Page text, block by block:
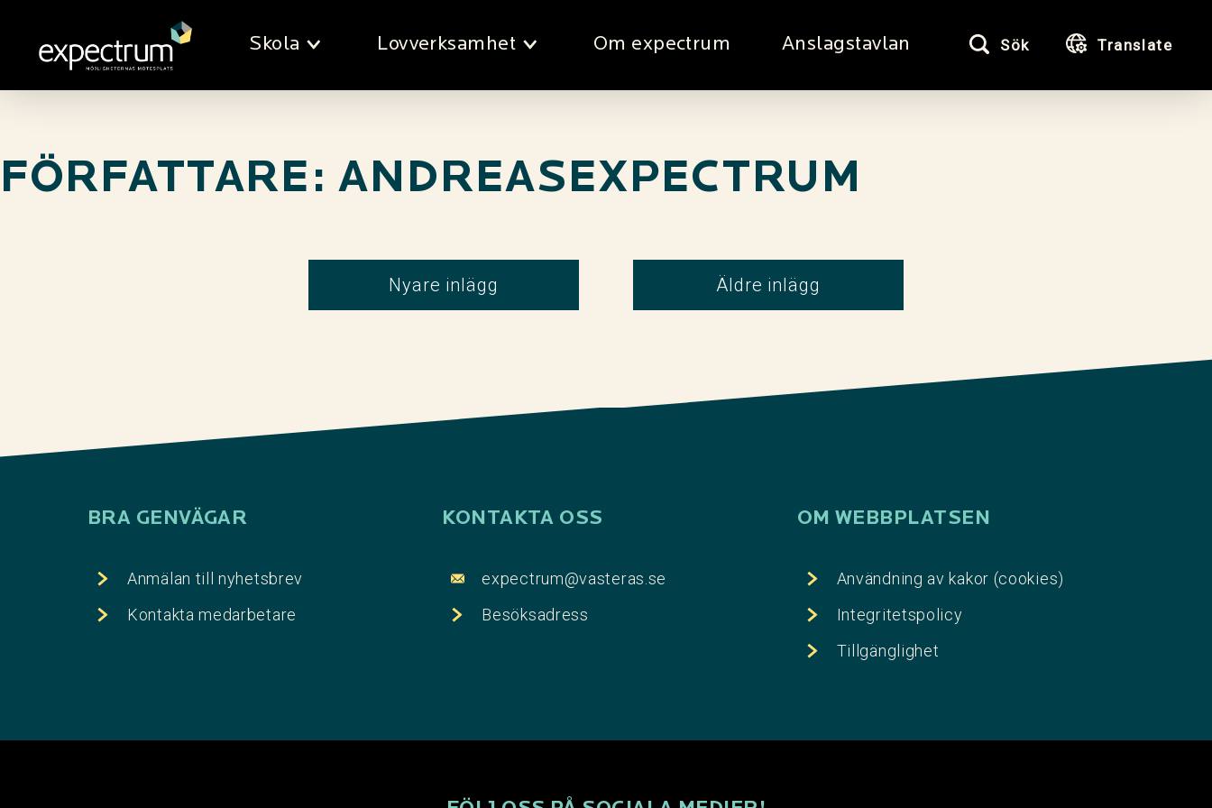
Skola Lovverksamhet Om expectrum Anslagstavlan Sök Translate
FÖRFATTARE:ANDREASEXPECTRUM
Äldre inlägg
Nyare inlägg
BRA GENVÄGAR
Anmälan till nyhetsbrev
Kontakta medarbetare
KONTAKTA OSS
expectrum@vasteras.se
Besöksadress
OM WEBBPLATSEN
Användning av kakor (cookies)
Integritetspolicy
Tillgänglighet